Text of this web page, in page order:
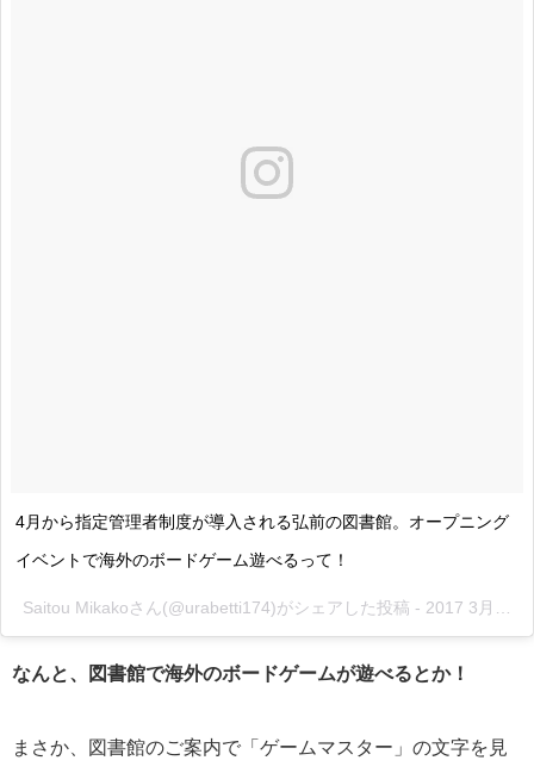
4月から指定管理者制度が導入される弘前の図書館。オープニング
イベントで海外のボードゲーム遊べるって！
Saitou Mikakoさん(@urabetti174)がシェアした投稿 - 2017 3月 21 1:42午前 PDT
なんと、図書館で海外のボードゲームが遊べるとか！
まさか、図書館のご案内で「ゲームマスター」の文字を見